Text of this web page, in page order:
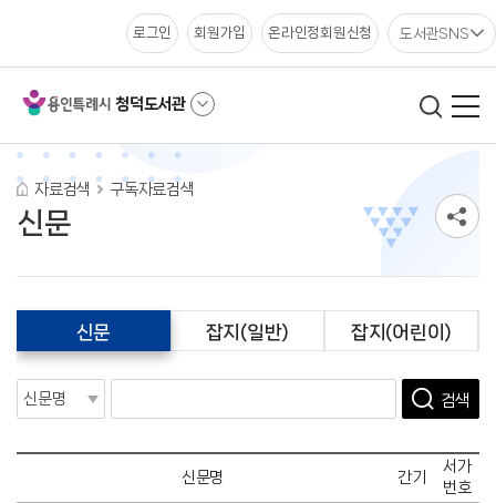
청덕도서관
로그인 회원가입 온라인정회원신청 도서관SNS
자료검색 구독자료검색
신문
신문 잡지(일반) 잡지(어린이)
검색
신문명 간기
서가
번호